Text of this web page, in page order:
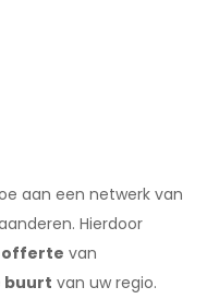
aan een netwerk van
Hierdoor
offerte van
buurt van uw regio.